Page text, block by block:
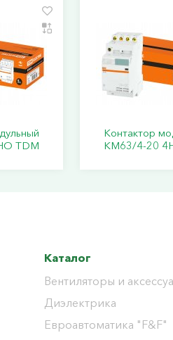
TDM
Контактор
КМ63/4-20
Каталог
Вентиляторы и
Диэлектрика
Евроавтоматика "F&F"